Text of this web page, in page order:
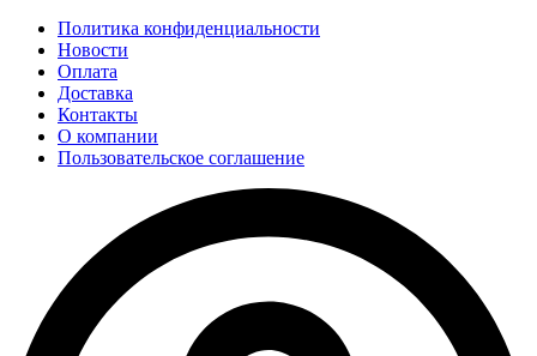
Политика конфиденциальности
Новости
Оплата
Доставка
Контакты
О компании
Пользовательское соглашение